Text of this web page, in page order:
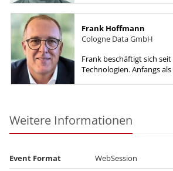
Frank Hoffmann
Cologne Data GmbH
Frank beschäftigt sich
Technologien. Anfangs
Weitere Informationen
Event Format
WebSession